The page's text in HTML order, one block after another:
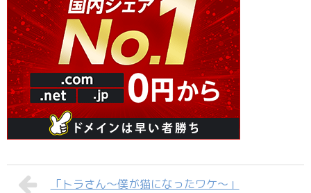
「トラさん～僕が猫になったワケ～」